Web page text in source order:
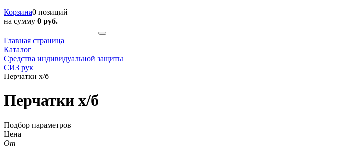
Корзина0 позиций
на сумму 0 руб.
Главная страница
Каталог
Средства индивидуальной защиты
СИЗ рук
Перчатки х/б
Перчатки х/б
Подбор параметров
Цена
От